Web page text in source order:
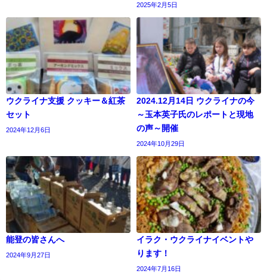
2025年2月5日
ウクライナ支援 クッキー＆紅茶
セット
2024年12月6日
2024.12月14日 ウクライナの今
～玉本英子氏のレポートと現地
の声～開催
2024年10月29日
能登の皆さんへ
2024年9月27日
イラク・ウクライナイベントや
ります！
2024年7月16日